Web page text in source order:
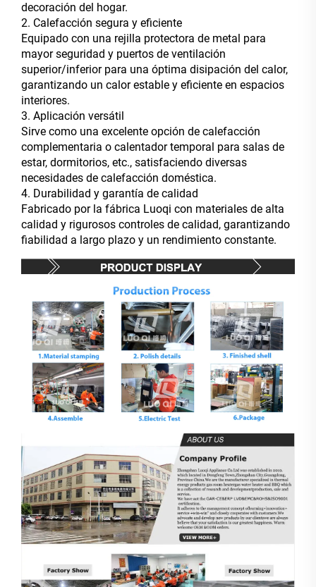
decoración del hogar.
2. Calefacción segura y eficiente
Equipado con una rejilla protectora de metal para
mayor seguridad y puertos de ventilación
superior/inferior para una óptima disipación del calor,
garantizando un calor estable y eficiente en espacios
interiores.
3. Aplicación versátil
Sirve como una excelente opción de calefacción
complementaria o calentador temporal para salas de
estar, dormitorios, etc., satisfaciendo diversas
necesidades de calefacción doméstica.
4. Durabilidad y garantía de calidad
Fabricado por la fábrica Luoqi con materiales de alta
calidad y rigurosos controles de calidad, garantizando
fiabilidad a largo plazo y un rendimiento constante.